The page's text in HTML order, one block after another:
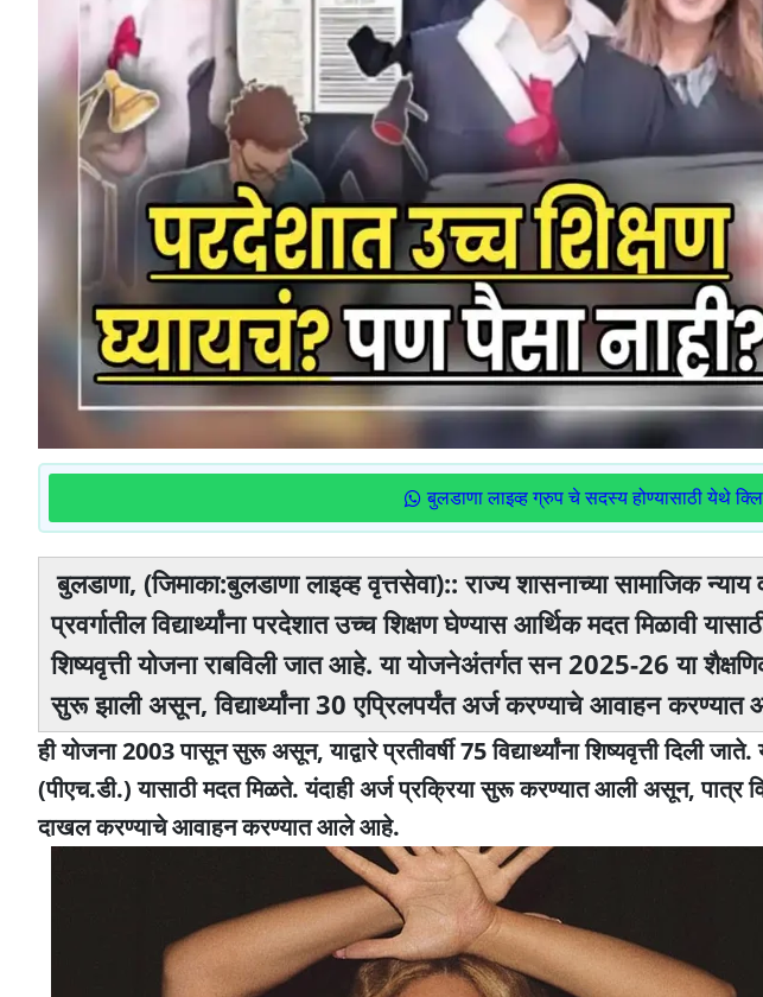
बुलडाणा लाइव्ह ग्रुप चे सदस्य होण्यासाठी येथे
बुलडाणा, (जिमाका:बुलडाणा लाइव्ह वृत्तसेवा):: राज्य शासनाच्या सामाजिक
प्रवर्गातील विद्यार्थ्यांना परदेशात उच्च शिक्षण घेण्यास आर्थिक मदत मिळावी
शिष्यवृत्ती योजना राबविली जात आहे. या योजनेअंतर्गत सन 2025-26 या शैक्षणिक
सुरू झाली असून, विद्यार्थ्यांना 30 एप्रिलपर्यंत अर्ज करण्याचे आवाहन
ही योजना 2003 पासून सुरू असून, याद्वारे प्रतीवर्षी 75 विद्यार्थ्यांना शिष्यवृत्ती दिली
(पीएच.डी.) यासाठी मदत मिळते. यंदाही अर्ज प्रक्रिया सुरू करण्यात आली असून, पात्र
दाखल करण्याचे आवाहन करण्यात आले आहे.